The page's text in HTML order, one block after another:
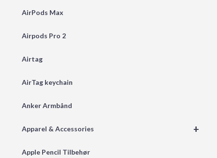
AirPods Max
Airpods Pro 2
Airtag
AirTag keychain
Anker Armbånd
+
Apparel & Accessories
Apple Pencil Tilbehør